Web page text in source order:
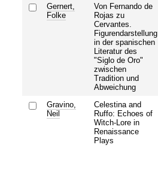
Gernert,
Folke
Von Fernando de
Rojas zu
Cervantes.
Figurendarstellung
in der spanischen
Literatur des
"Siglo de Oro"
zwischen
Tradition und
Abweichung
Gravino,
Neil
Celestina and
Ruffo: Echoes of
Witch-Lore in
Renaissance
Plays